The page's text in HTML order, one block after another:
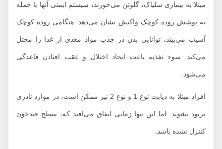
مبتلا به بیماری سلیاک، گلوتن می‌خورند، سیستم ایمنی آنها با حمله
به پوشش روده کوچک واکنش نشان می‌دهد. هنگامی روده کوچک
آسیب می‌بیند، توانایی بدن در جذب مواد مغذی از غذا را مختل
می‌کند. سوء تغذیه باعث ایجاد اختلال و عقب افتادن قاعدگی
می‌شود.
افراد مبتلا به دیابت نوع 1 و نوع 2 نیز ممکن است، در موارد نادری
پریود نشوند. اما این تنها زمانی اتفاق می‌افتد که، سطح قندخون
کنترل نشده باشد.